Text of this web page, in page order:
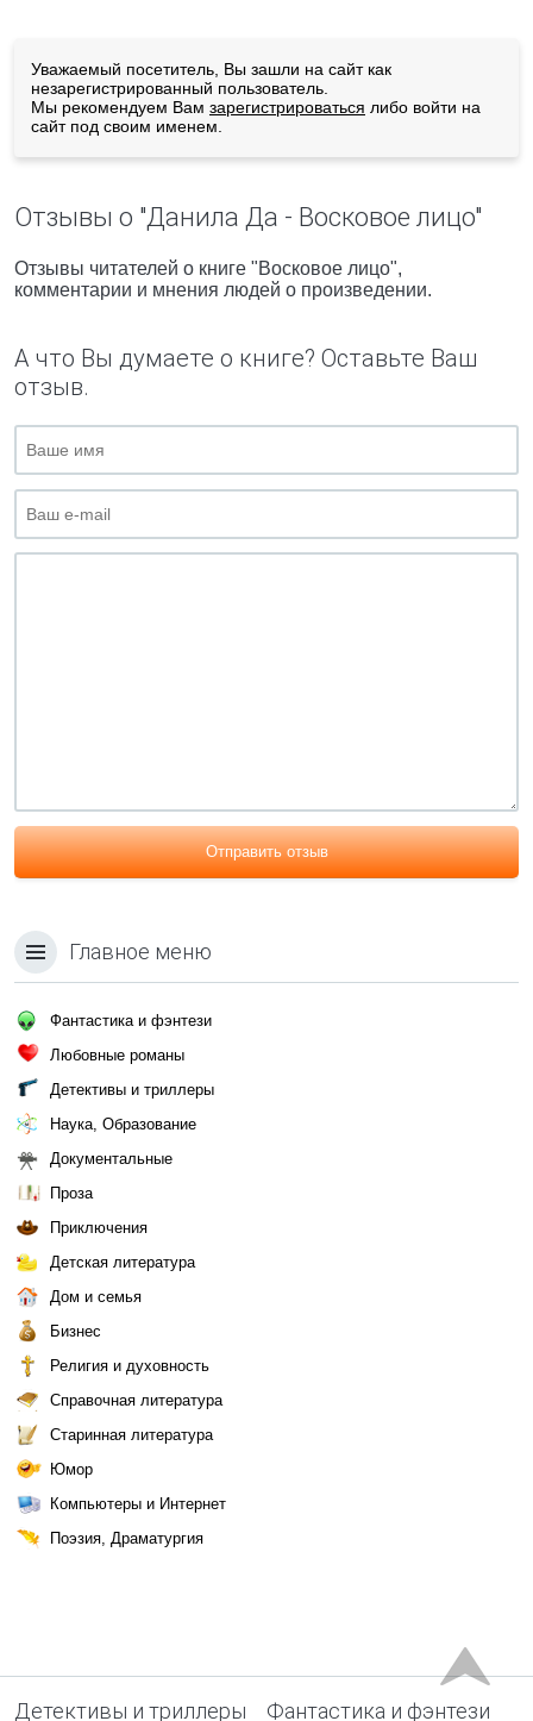
Уважаемый посетитель, Вы зашли на сайт как
незарегистрированный пользователь.
Мы рекомендуем Вам зарегистрироваться либо войти на
сайт под своим именем.
Отзывы о "Данила Да - Восковое лицо"
Отзывы читателей о книге "Восковое лицо",
комментарии и мнения людей о произведении.
А что Вы думаете о книге? Оставьте Ваш
отзыв.
Отправить отзыв
Главное меню
Фантастика и фэнтези
Любовные романы
Детективы и триллеры
Наука, Образование
Документальные
Проза
Приключения
Детская литература
Дом и семья
Бизнес
Религия и духовность
Справочная литература
Старинная литература
Юмор
Компьютеры и Интернет
Поэзия, Драматургия
Детективы и триллеры Фантастика и фэнтези